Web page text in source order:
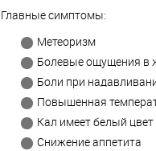
Главные симптомы:
Метеоризм
Болевые ощущения в
Боли при
Повышенная
Кал имеет белый цвет
Снижение аппетита